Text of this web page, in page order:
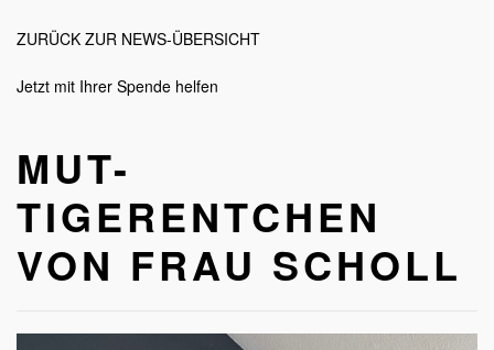
Frau
ZURÜCK ZUR NEWS-ÜBERSICHT
Jetzt mit Ihrer Spende helfen
MUT-
TIGERENTCHEN
VON FRAU SCHOLL